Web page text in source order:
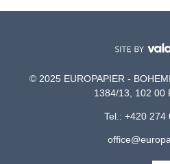
© 2025 EUROPAPIER -
1384/13, 102 00
Tel.: +420 274